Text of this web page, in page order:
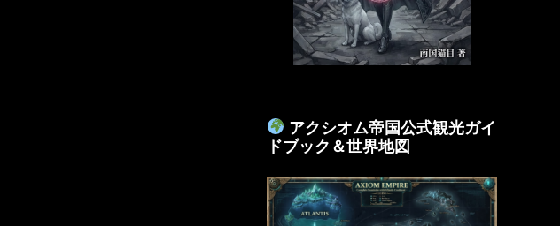
アクシオム帝国公式観光ガイ
ドブック＆世界地図